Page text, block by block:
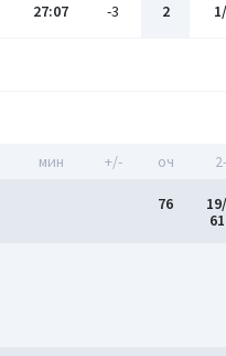
27:07 -3 2
мин +/- оч
76